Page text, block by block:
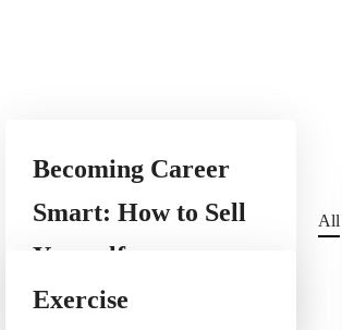
All
Becoming Career
Smart: How to Sell
Yourself
Business
Exercise